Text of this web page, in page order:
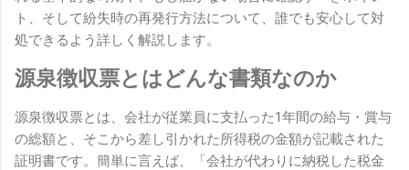
ト、そして紛失時の再発行方法について、誰でも安心して対
処できるよう詳しく解説します。
源泉徴収票とはどんな書類なのか
源泉徴収票とは、会社が従業員に支払った1年間の給与・賞与
の総額と、そこから差し引かれた所得税の金額が記載された
証明書です。簡単に言えば、「会社が代わりに納税した税金